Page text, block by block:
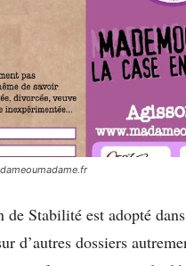
de Stabilité est adopté
d’autres dossiers